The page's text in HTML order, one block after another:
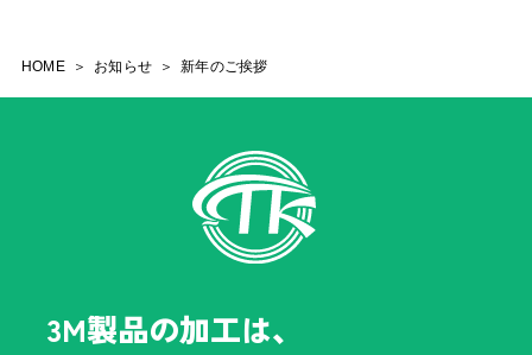
HOME お知らせ 新年のご挨拶
3M製品の加工は、